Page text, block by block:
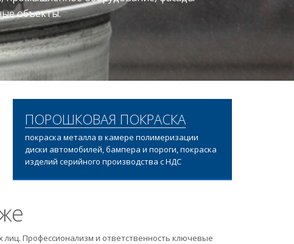
объекты.
ПОРОШКОВАЯ ПОКРАСКА
покраска металла в камере полимеризации
диски автомобилей, бампера и пороги, покраска
изделий серийного производства с НДС
лиц. Профессионализм и ответственность ключевые